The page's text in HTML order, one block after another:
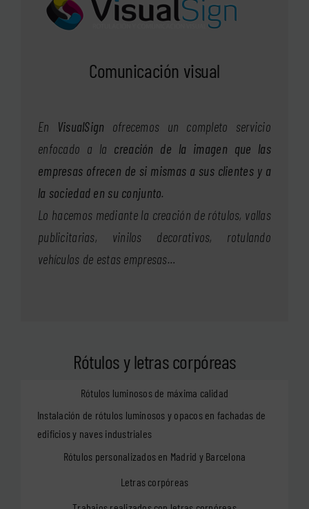
Comunicación visual
En VisualSign ofrecemos un completo servicio
enfocado a la creación de la imagen que las
empresas ofrecen de si mismas a sus clientes y a
la sociedad en su conjunto.
Lo hacemos mediante la creación de rótulos, vallas
publicitarias, vinilos decorativos, rotulando
vehículos de estas empresas…
Rótulos y letras corpóreas
Rótulos luminosos de máxima calidad
Instalación de rótulos luminosos y opacos en fachadas de
edificios y naves industriales
Rótulos personalizados en Madrid y Barcelona
Letras corpóreas